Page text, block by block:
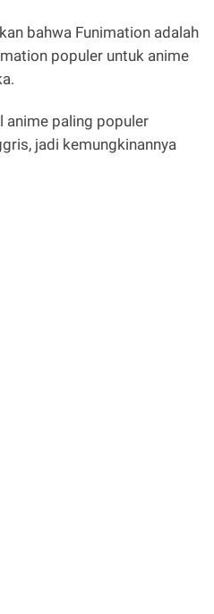
bahwa Funimation adalah
populer untuk anime
anime paling populer
jadi kemungkinannya